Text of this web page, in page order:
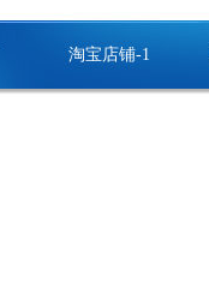
淘宝店铺-1